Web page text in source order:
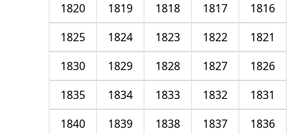
1816
1817
1818
1819
1820
1821
1822
1823
1824
1825
1826
1827
1828
1829
1830
1831
1832
1833
1834
1835
1836
1837
1838
1839
1840